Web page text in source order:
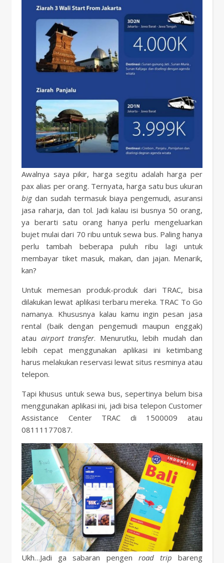
Awalnya saya pikir, harga segitu adalah harga per
pax alias per orang. Ternyata, harga satu bus ukuran
bigdan sudah termasuk biaya pengemudi, asuransi
jasa raharja, dan tol. Jadi kalau isi busnya 50 orang,
ya berarti satu orang hanya perlu mengeluarkan
bujet mulai dari 70 ribu untuk sewa bus. Paling hanya
perlu tambah beberapa puluh ribu lagi untuk
membayar tiket masuk, makan, dan jajan. Menarik,
kan?
Untuk memesan produk-produk dari TRAC, bisa
dilakukan lewat aplikasi terbaru mereka. TRAC To Go
namanya. Khususnya kalau kamu ingin pesan jasa
rental (baik dengan pengemudi maupun enggak)
atau airport transfer. Menurutku, lebih mudah dan
lebih cepat menggunakan aplikasi ini ketimbang
harus melakukan reservasi lewat situs resminya atau
telepon.
Tapi khusus untuk sewa bus, sepertinya belum bisa
menggunakan aplikasi ini, jadi bisa telepon Customer
Assistance Center TRAC di 1500009 atau
08111177087.
Ukh…Jadi ga sabaran pengen road tripbareng